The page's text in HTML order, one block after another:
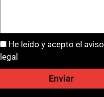
He leído y acepto el aviso
legal
Enviar